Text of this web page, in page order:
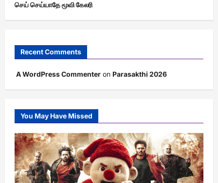
செய் செய்யாதே மூவி கேலரி
Recent Comments
A WordPress Commenter on Parasakthi 2026
You May Have Missed